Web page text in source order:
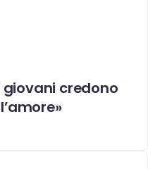
giovani credono